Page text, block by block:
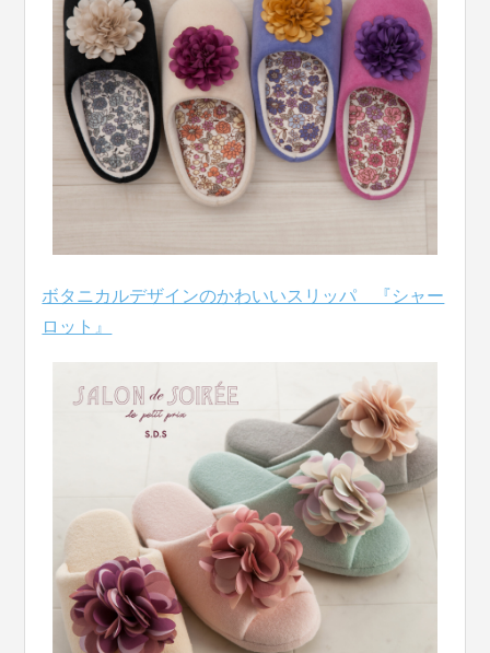
ボタニカルデザインのかわいいスリッパ 『シャー
ロット』